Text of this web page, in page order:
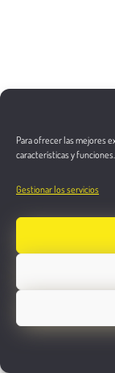
Para ofrecer las mejores
características y funciones.
Gestionar los servicios